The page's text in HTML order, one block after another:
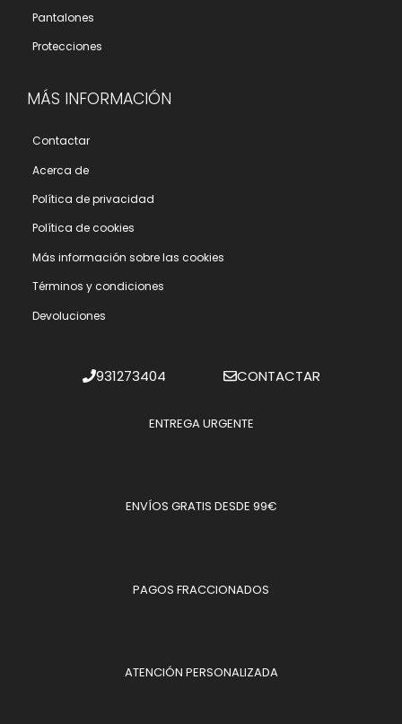
Pantalones
Protecciones
MÁS INFORMACIÓN
Contactar
Acerca de
Polí­tica de privacidad
Polí­tica de cookies
Más información sobre las cookies
Términos y condiciones
Devoluciones
931273404 CONTACTAR
ENTREGA URGENTE
ENVÍOS GRATIS DESDE 99€
PAGOS FRACCIONADOS
ATENCIÓN PERSONALIZADA